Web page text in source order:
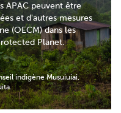
APAC peuvent être
et d'autres mesures
(OECM) dans les
Planet.
indigène Musuiuiai,